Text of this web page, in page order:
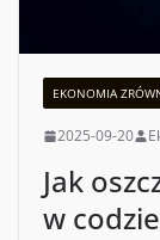
EKONOMIA
2025-09-20
Jak
w